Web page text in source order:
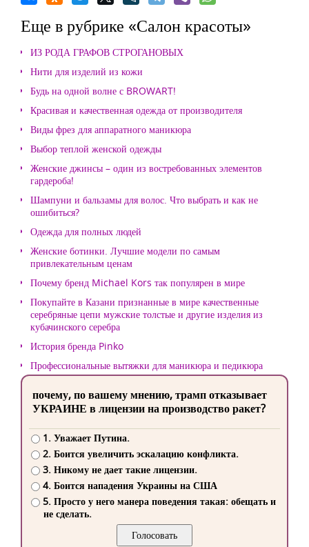
Еще в рубрике «Салон красоты»
ИЗ РОДА ГРАФОВ СТРОГАНОВЫХ
Нити для изделий из кожи
Будь на одной волне с BROWART!
Красивая и качественная одежда от производителя
Виды фрез для аппаратного маникюра
Выбор теплой женской одежды
Женские джинсы – один из востребованных элементов
гардероба!
Шампуни и бальзамы для волос. Что выбрать и как не
ошибиться?
Одежда для полных людей
Женские ботинки. Лучшие модели по самым
привлекательным ценам
Почему бренд Michael Kors так популярен в мире
Покупайте в Казани признанные в мире качественные
серебряные цепи мужские толстые и другие изделия из
кубачинского серебра
История бренда Pinko
Профессиональные вытяжки для маникюра и педикюра
почему, по вашему мнению, трамп отказывает
УКРАИНЕ в лицензии на производство ракет?
1. Уважает Путина.
2. Боится увеличить эскалацию конфликта.
3. Никому не дает такие лицензии.
4. Боится нападения Украины на США
5. Просто у него манера поведения такая: обещать и
не сделать.